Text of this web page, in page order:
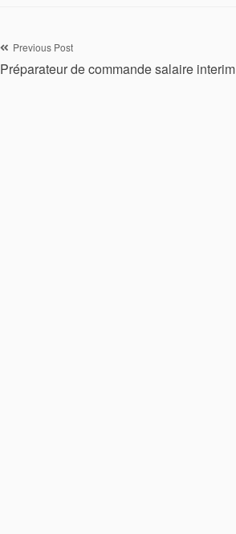
Navigation
de
Previous Post
Préparateur de commande salaire interim